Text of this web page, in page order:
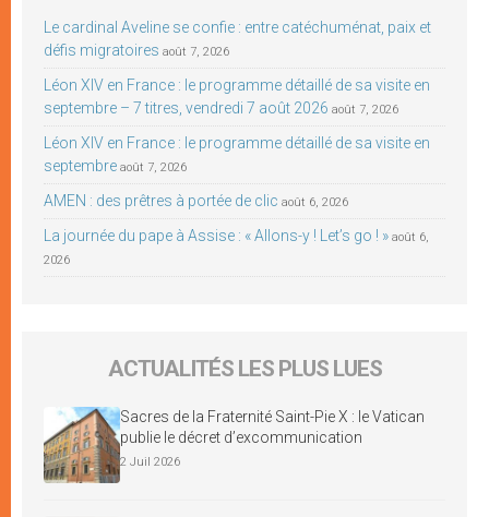
Le cardinal Aveline se confie : entre catéchuménat, paix et
défis migratoires août 7, 2026
Léon XIV en France : le programme détaillé de sa visite en
septembre – 7 titres, vendredi 7 août 2026 août 7, 2026
Léon XIV en France : le programme détaillé de sa visite en
septembre août 7, 2026
AMEN : des prêtres à portée de clic août 6, 2026
La journée du pape à Assise : « Allons-y ! Let’s go ! » août 6,
2026
ACTUALITÉS LES PLUS LUES
Sacres de la Fraternité Saint-Pie X : le Vatican
publie le décret d’excommunication
2 Juil 2026